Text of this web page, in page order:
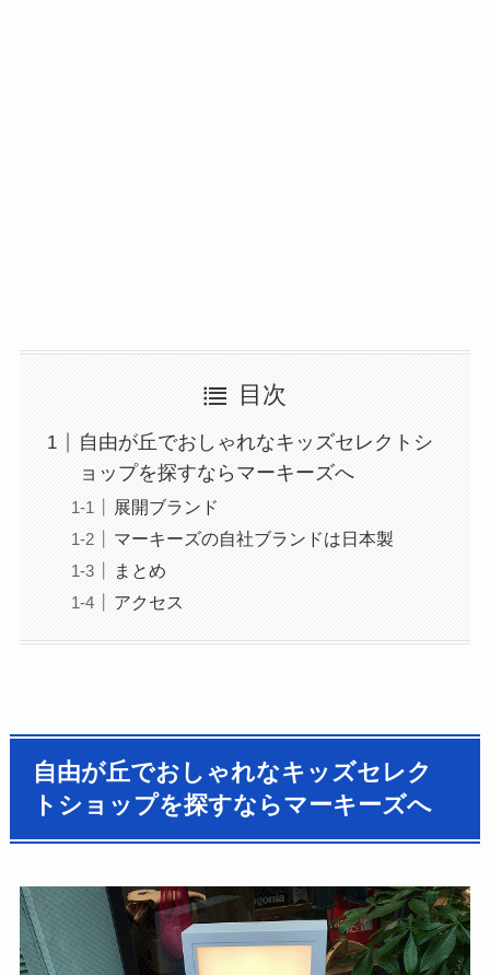
目次
自由が丘でおしゃれなキッズセレクトシ
ョップを探すならマーキーズへ
展開ブランド
マーキーズの自社ブランドは日本製
まとめ
アクセス
自由が丘でおしゃれなキッズセレク
トショップを探すならマーキーズへ